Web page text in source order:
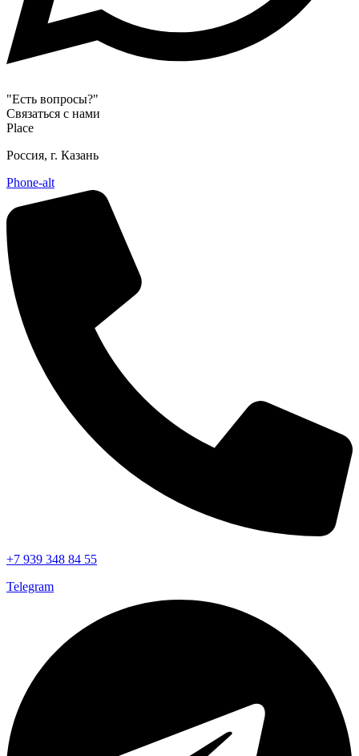
Есть вопросы?
Связаться с нами
Place
Россия, г. Казань
Phone-alt
+7 939 348 84 55
Telegram